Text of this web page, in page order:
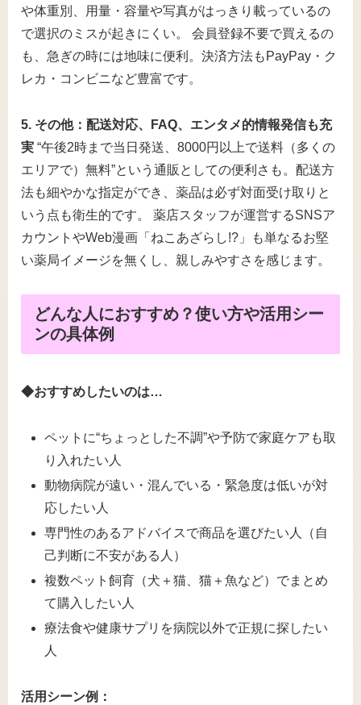
や体重別、用量・容量や写真がはっきり載っているの
で選択のミスが起きにくい。 会員登録不要で買えるの
も、急ぎの時には地味に便利。決済方法もPayPay・ク
レカ・コンビニなど豊富です。
5. その他：配送対応、FAQ、エンタメ的情報発信も充
実 “午後2時まで当日発送、8000円以上で送料（多くの
エリアで）無料”という通販としての便利さも。配送方
法も細やかな指定ができ、薬品は必ず対面受け取りと
いう点も衛生的です。 薬店スタッフが運営するSNSア
カウントやWeb漫画「ねこあざらし!?」も単なるお堅
い薬局イメージを無くし、親しみやすさを感じます。
どんな人におすすめ？使い方や活用シー
ンの具体例
◆おすすめしたいのは…
ペットに“ちょっとした不調”や予防で家庭ケアも取
り入れたい人
動物病院が遠い・混んでいる・緊急度は低いが対
応したい人
専門性のあるアドバイスで商品を選びたい人（自
己判断に不安がある人）
複数ペット飼育（犬＋猫、猫＋魚など）でまとめ
て購入したい人
療法食や健康サプリを病院以外で正規に探したい
人
活用シーン例：